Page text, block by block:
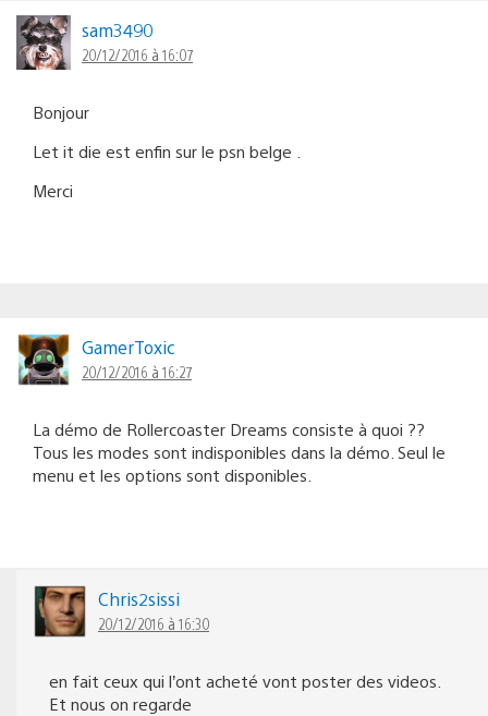
sam3490
20/12/2016 à 16:07
Bonjour
Let it die est enfin sur le psn belge .
Merci
GamerToxic
20/12/2016 à 16:27
La démo de Rollercoaster Dreams consiste à quoi ??
Tous les modes sont indisponibles dans la démo. Seul le
menu et les options sont disponibles.
Chris2sissi
20/12/2016 à 16:30
en fait ceux qui l’ont acheté vont poster des videos.
Et nous on regarde